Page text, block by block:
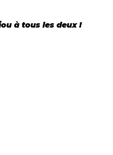
à tous les deux !